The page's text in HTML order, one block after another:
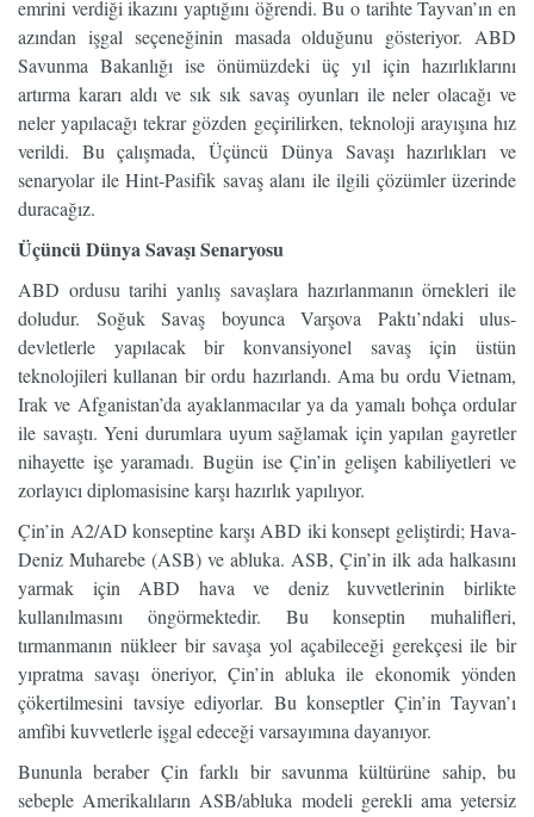
emrini verdiği ikazını yaptığını öğrendi. Bu o tarihte Tayvan’ın en
azından işgal seçeneğinin masada olduğunu gösteriyor. ABD
Savunma Bakanlığı ise önümüzdeki üç yıl için hazırlıklarını
artırma kararı aldı ve sık sık savaş oyunları ile neler olacağı ve
neler yapılacağı tekrar gözden geçirilirken, teknoloji arayışına hız
verildi. Bu çalışmada, Üçüncü Dünya Savaşı hazırlıkları ve
senaryolar ile Hint-Pasifik savaş alanı ile ilgili çözümler üzerinde
duracağız.
Üçüncü Dünya Savaşı Senaryosu
ABD ordusu tarihi yanlış savaşlara hazırlanmanın örnekleri ile
doludur. Soğuk Savaş boyunca Varşova Paktı’ndaki ulus-
devletlerle yapılacak bir konvansiyonel savaş için üstün
teknolojileri kullanan bir ordu hazırlandı. Ama bu ordu Vietnam,
Irak ve Afganistan’da ayaklanmacılar ya da yamalı bohça ordular
ile savaştı. Yeni durumlara uyum sağlamak için yapılan gayretler
nihayette işe yaramadı. Bugün ise Çin’in gelişen kabiliyetleri ve
zorlayıcı diplomasisine karşı hazırlık yapılıyor.
Çin’in A2/AD konseptine karşı ABD iki konsept geliştirdi; Hava-
Deniz Muharebe (ASB) ve abluka. ASB, Çin’in ilk ada halkasını
yarmak için ABD hava ve deniz kuvvetlerinin birlikte
kullanılmasını öngörmektedir. Bu konseptin muhalifleri,
tırmanmanın nükleer bir savaşa yol açabileceği gerekçesi ile bir
yıpratma savaşı öneriyor, Çin’in abluka ile ekonomik yönden
çökertilmesini tavsiye ediyorlar. Bu konseptler Çin’in Tayvan’ı
amfibi kuvvetlerle işgal edeceği varsayımına dayanıyor.
Bununla beraber Çin farklı bir savunma kültürüne sahip, bu
sebeple Amerikalıların ASB/abluka modeli gerekli ama yetersiz